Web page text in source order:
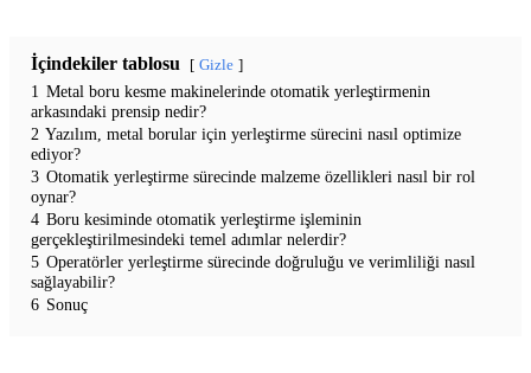
İçindekiler tablosu Gizle
1 Metal boru kesme makinelerinde otomatik yerleştirmenin
arkasındaki prensip nedir?
2 Yazılım, metal borular için yerleştirme sürecini nasıl optimize
ediyor?
3 Otomatik yerleştirme sürecinde malzeme özellikleri nasıl bir rol
oynar?
4 Boru kesiminde otomatik yerleştirme işleminin
gerçekleştirilmesindeki temel adımlar nelerdir?
5 Operatörler yerleştirme sürecinde doğruluğu ve verimliliği nasıl
sağlayabilir?
6 Sonuç